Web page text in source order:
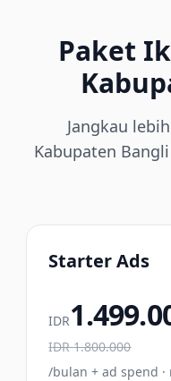
Paket
Jangkau
Kabupaten
Starter Ads
IDR
IDR1.800.000
/bulan + ad spend